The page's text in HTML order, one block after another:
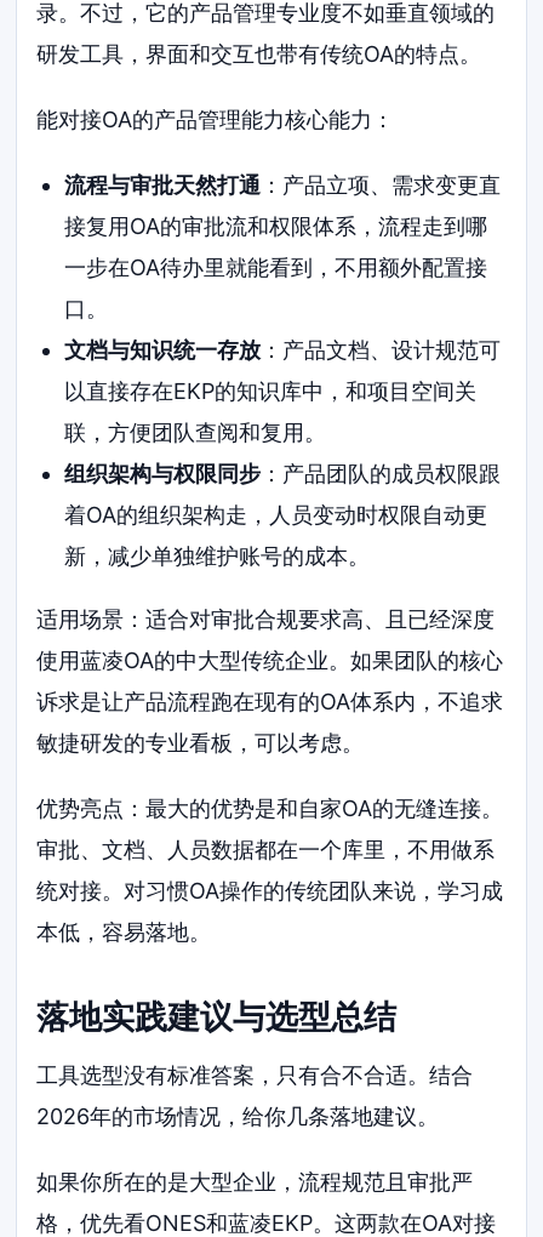
录。不过，它的产品管理专业度不如垂直领域的
研发工具，界面和交互也带有传统OA的特点。
能对接OA的产品管理能力核心能力：
流程与审批天然打通 ：产品立项、需求变更直
接复用OA的审批流和权限体系，流程走到哪
一步在OA待办里就能看到，不用额外配置接
口。
文档与知识统一存放：产品文档、设计规范可
以直接存在EKP的知识库中，和项目空间关
联，方便团队查阅和复用。
组织架构与权限同步：产品团队的成员权限跟
着OA的组织架构走，人员变动时权限自动更
新，减少单独维护账号的成本。
适用场景：适合对审批合规要求高、且已经深度
使用蓝凌OA的中大型传统企业。如果团队的核心
诉求是让产品流程跑在现有的OA体系内，不追求
敏捷研发的专业看板，可以考虑。
优势亮点：最大的优势是和自家OA的无缝连接。
审批、文档、人员数据都在一个库里，不用做系
统对接。对习惯OA操作的传统团队来说，学习成
本低，容易落地。
落地实践建议与选型总结
工具选型没有标准答案，只有合不合适。结合
2026年的市场情况，给你几条落地建议。
如果你所在的是大型企业，流程规范且审批严
格，优先看ONES和蓝凌EKP。这两款在OA对接